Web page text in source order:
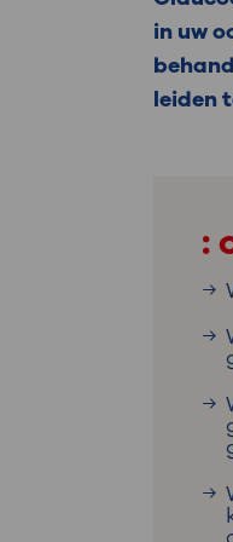
we u
in uw
leiden
: